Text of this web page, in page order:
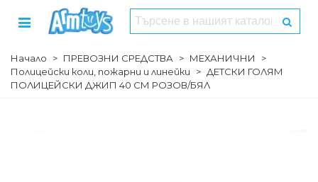
Начало > ПРЕВОЗНИ СРЕДСТВА > МЕХАНИЧНИ
>
Полицейски коли, пожарни и линейки
> ДЕТСКИ ГОЛЯМ
ПОЛИЦЕЙСКИ ДЖИП 40 СМ РОЗОВ/БЯЛ